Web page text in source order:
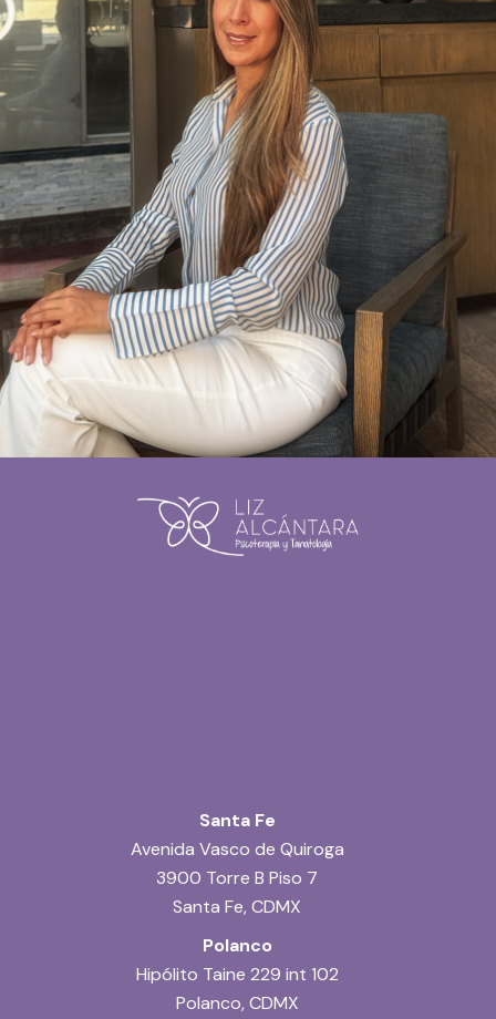
Santa Fe
Avenida Vasco de Quiroga
3900 Torre B Piso 7
Santa Fe, CDMX
Polanco
Hipólito Taine 229 int 102
Polanco, CDMX